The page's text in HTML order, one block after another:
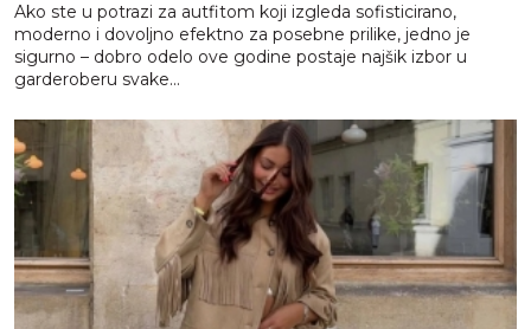
Ako ste u potrazi za autfitom koji izgleda sofisticirano,
moderno i dovoljno efektno za posebne prilike, jedno je
sigurno – dobro odelo ove godine postaje najšik izbor u
garderoberu svake...